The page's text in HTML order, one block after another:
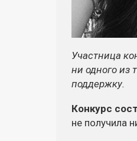
Участница
ни одного из
поддержку.
Конкурс
не получила